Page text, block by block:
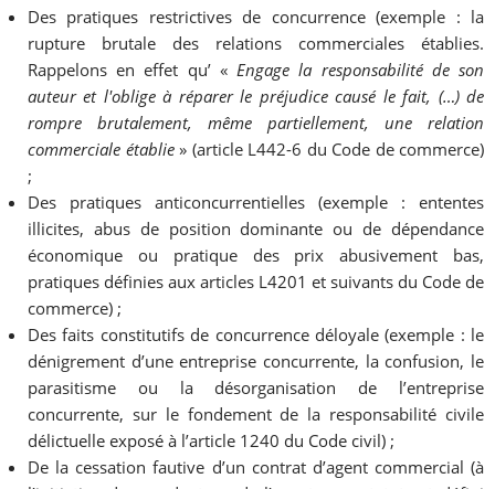
Des pratiques restrictives de concurrence (exemple : la
rupture brutale des relations commerciales établies.
Rappelons en effet qu’ « Engage la responsabilité de son
auteur et l'oblige à réparer le préjudice causé le fait, (…) de
rompre brutalement, même partiellement, une relation
commerciale établie » (article L442-6 du Code de commerce)
;
Des pratiques anticoncurrentielles (exemple : ententes
illicites, abus de position dominante ou de dépendance
économique ou pratique des prix abusivement bas,
pratiques définies aux articles L4201 et suivants du Code de
commerce) ;
Des faits constitutifs de concurrence déloyale (exemple : le
dénigrement d’une entreprise concurrente, la confusion, le
parasitisme ou la désorganisation de l’entreprise
concurrente, sur le fondement de la responsabilité civile
délictuelle exposé à l’article 1240 du Code civil) ;
De la cessation fautive d’un contrat d’agent commercial (à